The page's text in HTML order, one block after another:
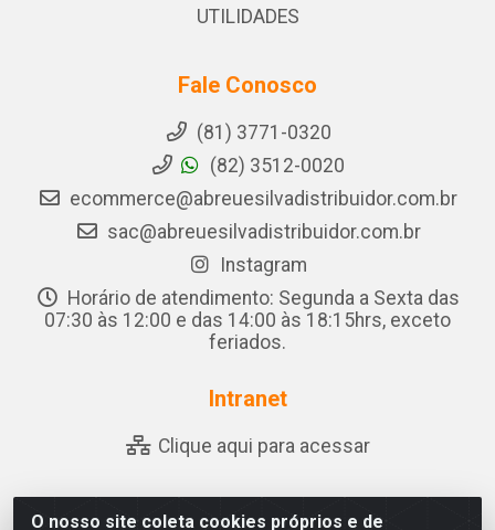
O nosso site coleta cookies próprios e de
UTILIDADES
Fale Conosco
(81) 3771-0320
(82) 3512-0020
ecommerce@abreuesilvadistribuidor.com.br
sac@abreuesilvadistribuidor.com.br
Instagram
Horário de atendimento: Segunda a Sexta das
07:30 às 12:00 e das 14:00 às 18:15hrs, exceto
feriados.
Intranet
Clique aqui para acessar